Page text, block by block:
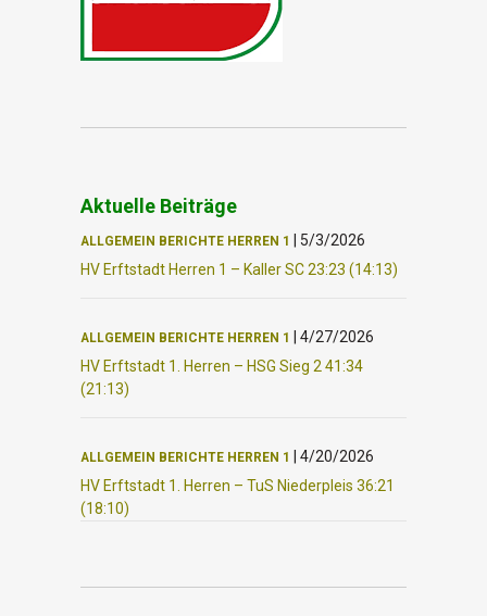
Aktuelle Beiträge
ALLGEMEIN BERICHTE HERREN 1
5/3/2026
HV Erftstadt Herren 1 – Kaller SC 23:23 (14:13)
ALLGEMEIN BERICHTE HERREN 1
4/27/2026
HV Erftstadt 1. Herren – HSG Sieg 2 41:34
(21:13)
ALLGEMEIN BERICHTE HERREN 1
4/20/2026
HV Erftstadt 1. Herren – TuS Niederpleis 36:21
(18:10)